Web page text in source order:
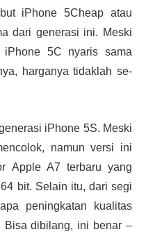
iPhone 5Cheap atau
dari generasi ini. Meski
iPhone 5C nyaris sama
harganya tidaklah se-
iPhone 5S. Meski
namun versi ini
Apple A7 terbaru yang
bit. Selain itu, dari segi
peningkatan kualitas
Bisa dibilang, ini benar –